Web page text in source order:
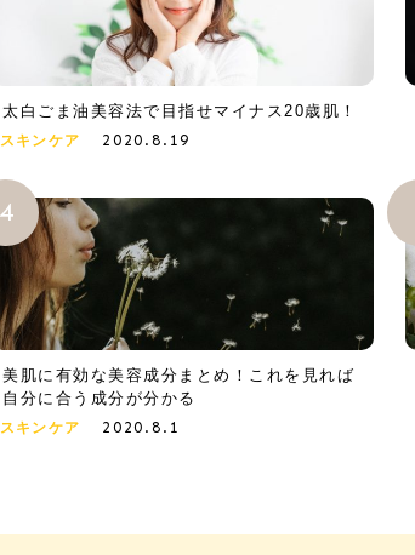
太白ごま油美容法で目指せマイナス20歳肌！
スキンケア 2020.8.19
美肌に有効な美容成分まとめ！これを見れば
自分に合う成分が分かる
スキンケア 2020.8.1